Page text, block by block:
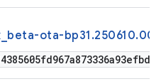
ota-